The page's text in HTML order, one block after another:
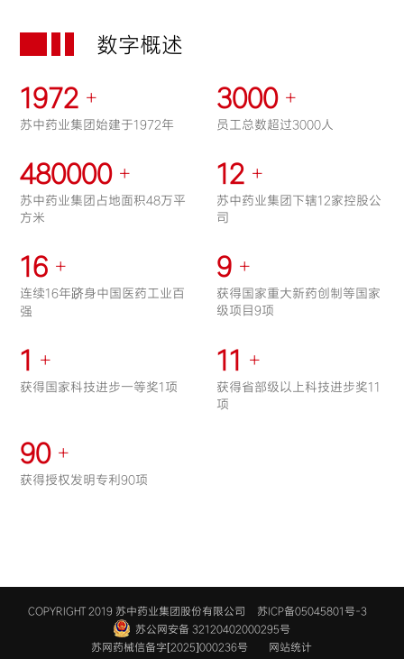
数字概述
1972 +
苏中药业集团始建于1972年
3000 +
员工总数超过3000人
480000 +
苏中药业集团占地面积48万平
方米
12 +
苏中药业集团下辖12家控股公
司
16 +
连续16年跻身中国医药工业百
强
9 +
获得国家重大新药创制等国家
级项目9项
1 +
获得国家科技进步一等奖1项
11 +
获得省部级以上科技进步奖11
项
90 +
获得授权发明专利90项
COPYRIGHT 2019 苏中药业集团股份有限公司
苏ICP备05045801号-3
苏公网安备 32120402000295号
苏网药械信备字[2025]000236号
网站统计